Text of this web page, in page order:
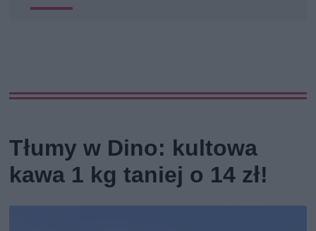
Tłumy w Dino: kultowa
kawa 1 kg taniej o 14 zł!